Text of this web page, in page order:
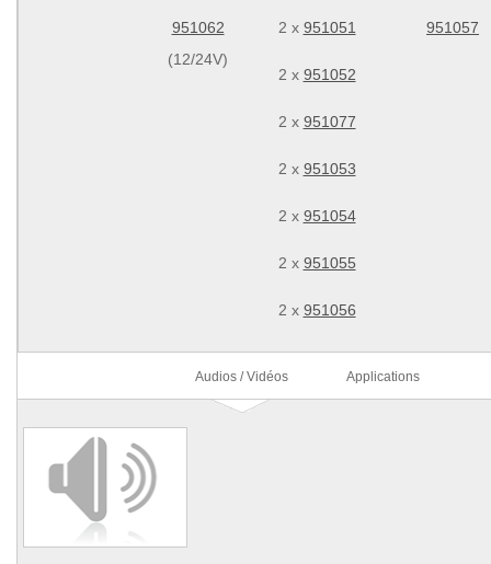
951062
(12/24V)
2 x 951051 951057
2 x 951052
2 x 951077
2 x 951053
2 x 951054
2 x 951055
2 x 951056
Audios / Vidéos Applications